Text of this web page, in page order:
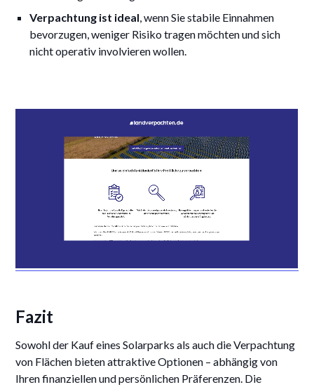
Verpachtung ist ideal, wenn Sie stabile Einnahmen
bevorzugen, weniger Risiko tragen möchten und sich
nicht operativ involvieren wollen.
Fazit
Sowohl der Kauf eines Solarparks als auch die Verpachtung
von Flächen bieten attraktive Optionen – abhängig von
Ihren finanziellen und persönlichen Präferenzen. Die